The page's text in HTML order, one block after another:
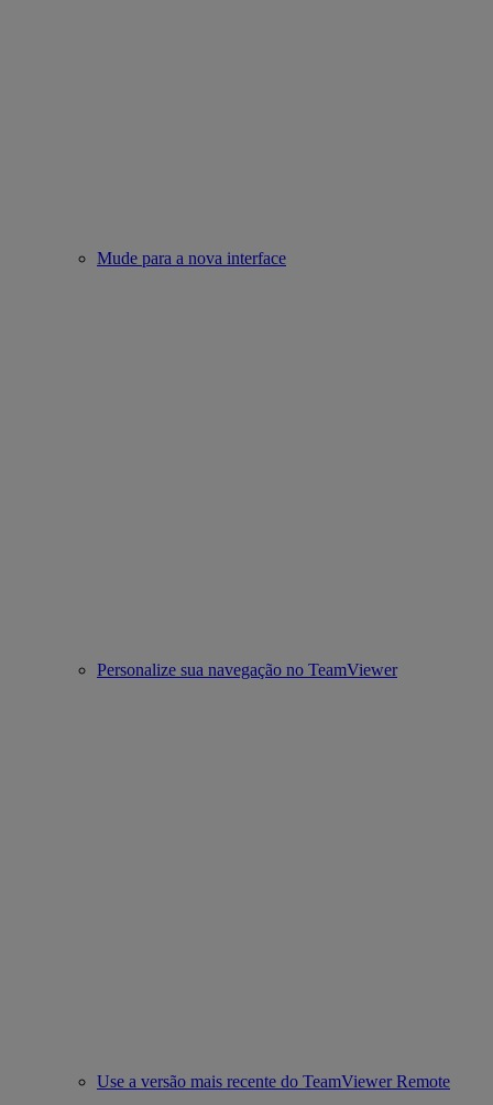
Mude para a nova interface
Personalize sua navegação no TeamViewer
Use a versão mais recente do TeamViewer Remote